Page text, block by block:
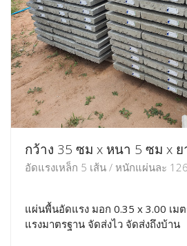
กว้าง 35 ซม x หนา 5 ซม x
อัดแรงเหล็ก 5 เส้น / หนักแผ่นละ
แผ่นพื้นอัดแรง มอก 0.35 x 3.00 เม
แรงมาตรฐาน จัดส่งไว จัดส่งถึงบ้าน